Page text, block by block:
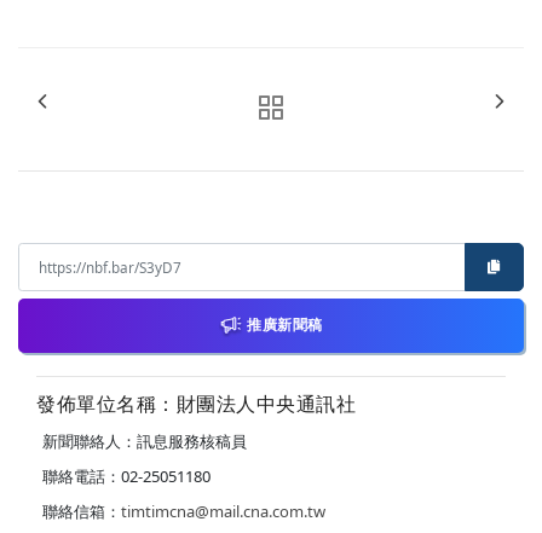
推廣新聞稿
發佈單位名稱：財團法人中央通訊社
新聞聯絡人：訊息服務核稿員
聯絡電話：02-25051180
聯絡信箱： timtimcna@mail.cna.com.tw